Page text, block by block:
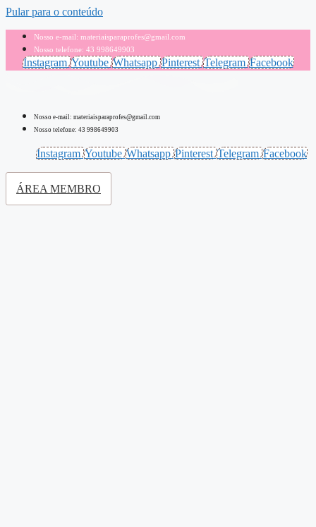
Pular para o conteúdo
Nosso e-mail: materiaisparaprofes@gmail.com
Nosso telefone: 43 998649903
Instagram Youtube Whatsapp Pinterest Telegram Facebook
Nosso e-mail: materiaisparaprofes@gmail.com
Nosso telefone: 43 998649903
Instagram Youtube Whatsapp Pinterest Telegram Facebook
ÁREA MEMBRO